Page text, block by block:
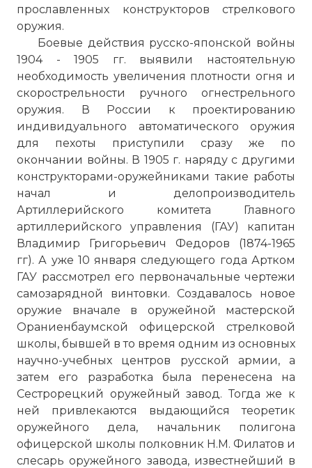
прославленных конструкторов стрелкового
оружия.
Боевые действия русско-японской войны
1904 - 1905 гг. выявили настоятельную
необходимость увеличения плотности огня и
скорострельности ручного огнестрельного
оружия. В России к проектированию
индивидуального автоматического оружия
для пехоты приступили сразу же по
окончании войны. В 1905 г. наряду с другими
конструкторами-оружейниками такие работы
начал и делопроизводитель
Артиллерийского комитета Главного
артиллерийского управления (ГАУ) капитан
Владимир Григорьевич Федоров (1874-1965
гг). А уже 10 января следующего года Артком
ГАУ рассмотрел его первоначальные чертежи
самозарядной винтовки. Создавалось новое
оружие вначале в оружейной мастерской
Ораниенбаумской офицерской стрелковой
школы, бывшей в то время одним из основных
научно-учебных центров русской армии, а
затем его разработка была перенесена на
Сестрорецкий оружейный завод. Тогда же к
ней привлекаются выдающийся теоретик
оружейного дела, начальник полигона
офицерской школы полковник Н.М. Филатов и
слесарь оружейного завода, известнейший в